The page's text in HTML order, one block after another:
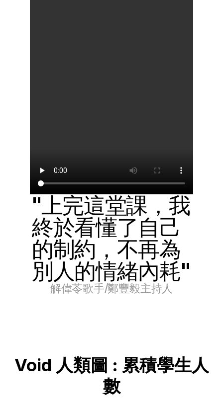
"上完這堂課，我
終於看懂了自己
的制約，不再為
別人的情緒內耗"
解偉苓歌手/鄭豐毅主持人
Void 人類圖 : 累積學生人
數